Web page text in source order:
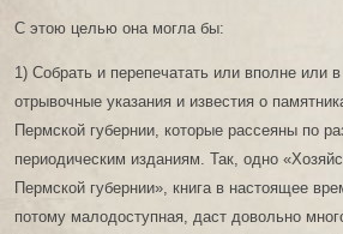
С этою целью она могла бы:
1) Собрать и перепечатать или вполне или
отрывочные указания и известия о
Пермской губернии, которые рассеяны по
периодическим изданиям. Так, одно
Пермской губернии», книга в настоящее
потому малодоступная, даст довольно